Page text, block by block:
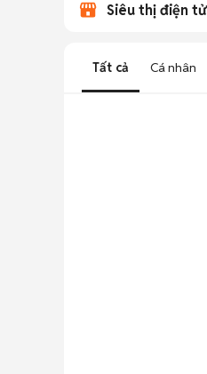
Siêu thị điện tử
Tất cả Cá nhân